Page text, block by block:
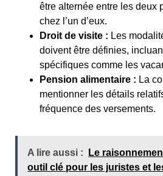
être alternée entre les deux
chez l’un d’eux.
Droit de visite : Les
doivent être définies,
spécifiques comme les
Pension alimentaire : La
mentionner les détails
fréquence des versements.
A lire aussi :
Le
outil clé pour les juristes et